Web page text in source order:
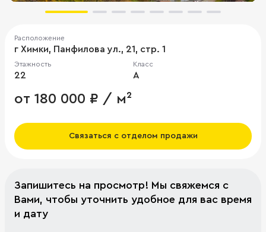
Расположение
г Химки, Панфилова ул., 21, стр. 1
Этажность
22
Класс
A
от 180 000 ₽ / м²
Связаться с отделом продажи
Запишитесь на просмотр! Мы свяжемся с
Вами, чтобы уточнить удобное для вас время
и дату